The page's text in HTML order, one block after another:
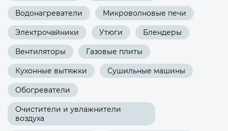
Водонагреватели Микроволновые печи
Электрочайники Утюги Блендеры
Вентиляторы Газовые плиты
Кухонные вытяжки Сушильные машины
Обогреватели
Очистители и увлажнители
воздуха